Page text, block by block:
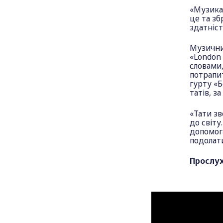
це та
гурту
татів,
«Тати
до